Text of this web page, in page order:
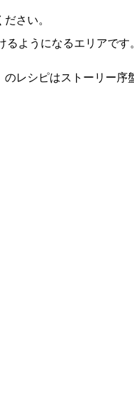
さい。
ようになるエリアです
のレシピはストーリー序